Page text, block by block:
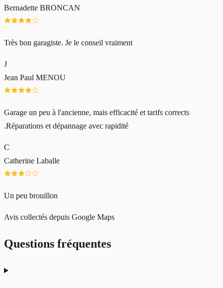
Bernadette BRONCAN
Très bon garagiste. Je le conseil vraiment
J
Jean Paul MENOU
Garage un peu à l'ancienne, mais efficacité et tarifs corrects
.Réparations et dépannage avec rapidité
C
Catherine Laballe
Un peu brouillon
Avis collectés depuis Google Maps
Questions fréquentes